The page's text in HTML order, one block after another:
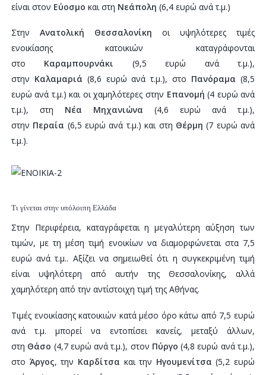
είναι στον Εύοσμο και στη Νεάπολη (6,4 ευρώ ανά τ.μ.)
Στην Ανατολική Θεσσαλονίκη οι υψηλότερες τιμές
ενοικίασης κατοικιών καταγράφονται
στο Καραμπουρνάκι (9,5 ευρώ ανά τ.μ.),
στην Καλαμαριά (8,6 ευρώ ανά τ.μ.), στο Πανόραμα (8,5
ευρώ ανά τ.μ.) και οι χαμηλότερες στην Επανομή (4 ευρώ ανά
τ.μ.), στη Νέα Μηχανιώνα (4,6 ευρώ ανά τ.μ.),
στην Περαία (6,5 ευρώ ανά τ.μ.) και στη Θέρμη (7 ευρώ ανά
τ.μ.).
Τι γίνεται στην υπόλοιπη Ελλάδα
Στην Περιφέρεια, καταγράφεται η μεγαλύτερη αύξηση των
τιμών, με τη μέση τιμή ενοικίων να διαμορφώνεται στα 7,5
ευρώ ανά τ.μ.. Αξίζει να σημειωθεί ότι η συγκεκριμένη τιμή
είναι υψηλότερη από αυτήν της Θεσσαλονίκης, αλλά
χαμηλότερη από την αντίστοιχη τιμή της Αθήνας.
Τιμές ενοικίασης κατοικιών κατά μέσο όρο κάτω από 7,5 ευρώ
ανά τ.μ. μπορεί να εντοπίσει κανείς, μεταξύ άλλων,
στη Θάσο (4,7 ευρώ ανά τ.μ.), στον Πύργο (4,8 ευρώ ανά τ.μ.),
στο Άργος, την Καρδίτσα και την Ηγουμενίτσα (5,2 ευρώ